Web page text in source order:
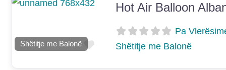
Shtoje si të preferuar
Shëtitje me Balonë
Hot Air Balloon
Pa
Shëtitje me Balonë